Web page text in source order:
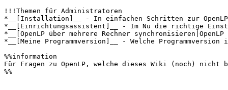
!!!Themen für Administratoren
*__[Installation]__ - In einfachen Schritten zur
*__[Einrichtungsassistent]__ - Im Nu die richtige
*__[OpenLP über mehrere Rechner
*__[Meine Programmversion]__ - Welche
%%information
Für Fragen zu OpenLP, welche dieses Wiki (noch)
%%